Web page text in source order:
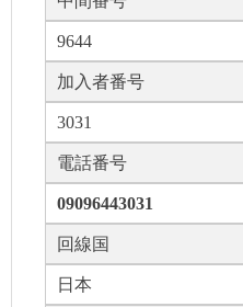
9644
加入者番号
3031
電話番号
09096443031
回線国
日本